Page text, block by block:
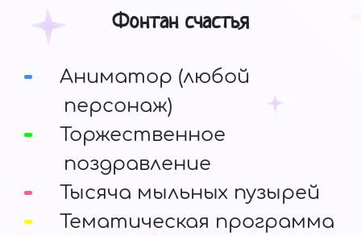
Фонтан счастья
Аниматор (любой
персонаж)
Торжественное
поздравление
Тысяча мыльных пузырей
Тематическая программа